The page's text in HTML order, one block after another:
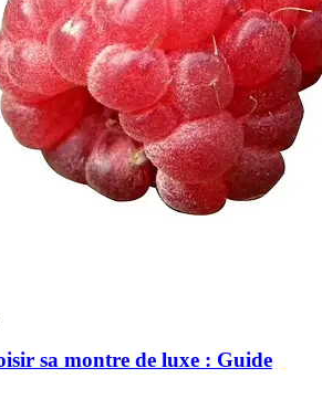
sa montre de luxe : Guide